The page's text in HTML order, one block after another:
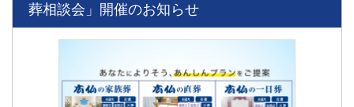
葬相談会」開催のお知らせ